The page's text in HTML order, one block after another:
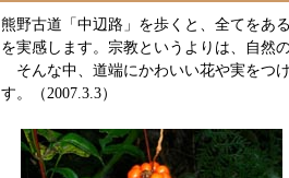
熊野古道「中辺路」を歩くと、全てをあ
を実感します。宗教というよりは、自然
そんな中、道端にかわいい花や実をつ
す。（2007.3.3）